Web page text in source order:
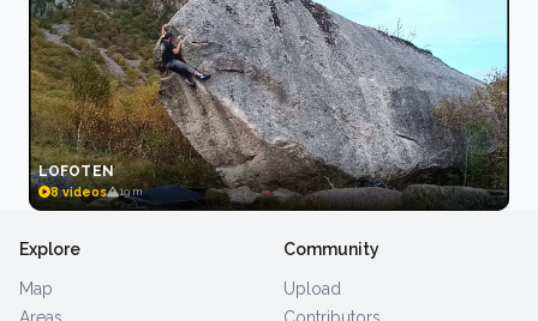
LOFOTEN
8 videos 19 m
Explore
Map
Areas
Community
Upload
Contributors